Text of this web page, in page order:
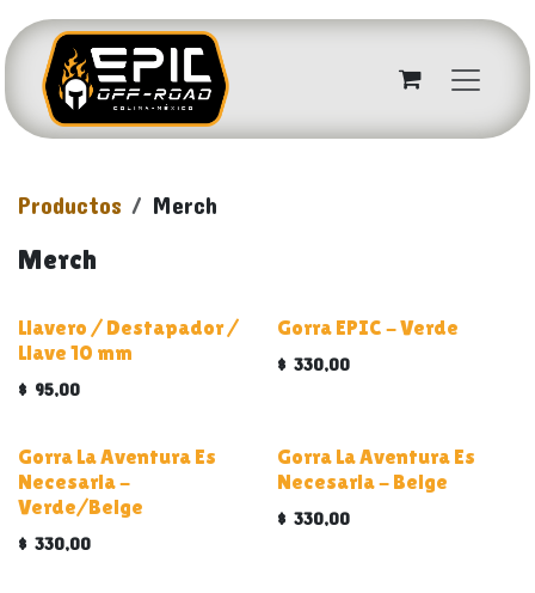
Ir al contenido
Productos Merch
Merch
Llavero / Destapador /
Llave 10 mm
$ 95,00
Gorra EPIC - Verde
$ 330,00
Gorra La Aventura Es
Necesaria -
Verde/Beige
$ 330,00
Gorra La Aventura Es
Necesaria - Beige
$ 330,00